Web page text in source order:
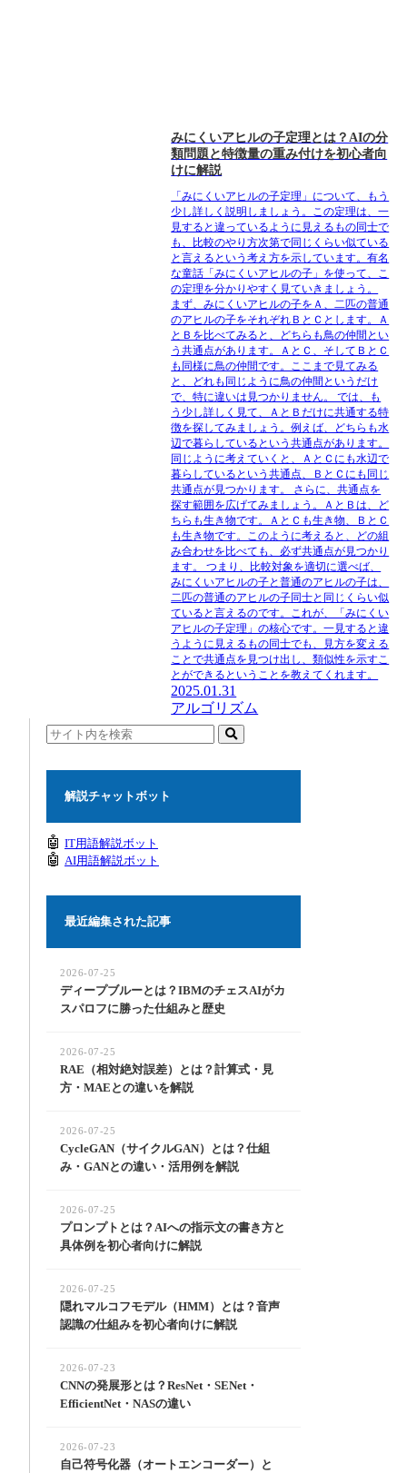
みにくいアヒルの子定理とは？AIの分
類問題と特徴量の重み付けを初心者向
けに解説
「みにくいアヒルの子定理」について、もう
少し詳しく説明しましょう。この定理は、一
見すると違っているように見えるもの同士で
も、比較のやり方次第で同じくらい似ている
と言えるという考え方を示しています。有名
な童話「みにくいアヒルの子」を使って、こ
の定理を分かりやすく見ていきましょう。
まず、みにくいアヒルの子をＡ、二匹の普通
のアヒルの子をそれぞれＢとＣとします。Ａ
とＢを比べてみると、どちらも鳥の仲間とい
う共通点があります。ＡとＣ、そしてＢとＣ
も同様に鳥の仲間です。ここまで見てみる
と、どれも同じように鳥の仲間というだけ
で、特に違いは見つかりません。 では、も
う少し詳しく見て、ＡとＢだけに共通する特
徴を探してみましょう。例えば、どちらも水
辺で暮らしているという共通点があります。
同じように考えていくと、ＡとＣにも水辺で
暮らしているという共通点、ＢとＣにも同じ
共通点が見つかります。 さらに、共通点を
探す範囲を広げてみましょう。ＡとＢは、ど
ちらも生き物です。ＡとＣも生き物、ＢとＣ
も生き物です。このように考えると、どの組
み合わせを比べても、必ず共通点が見つかり
ます。 つまり、比較対象を適切に選べば、
みにくいアヒルの子と普通のアヒルの子は、
二匹の普通のアヒルの子同士と同じくらい似
ていると言えるのです。これが、「みにくい
アヒルの子定理」の核心です。一見すると違
うように見えるもの同士でも、見方を変える
ことで共通点を見つけ出し、類似性を示すこ
とができるということを教えてくれます。
2025.01.31
アルゴリズム
解説チャットボット
🤖 IT用語解説ボット
🤖 AI用語解説ボット
最近編集された記事
ディープブルーとは？IBMのチェスAIがカ
スパロフに勝った仕組みと歴史
2026-07-25
RAE（相対絶対誤差）とは？計算式・見
方・MAEとの違いを解説
2026-07-25
CycleGAN（サイクルGAN）とは？仕組
み・GANとの違い・活用例を解説
2026-07-25
プロンプトとは？AIへの指示文の書き方と
具体例を初心者向けに解説
2026-07-25
隠れマルコフモデル（HMM）とは？音声
認識の仕組みを初心者向けに解説
2026-07-25
CNNの発展形とは？ResNet・SENet・
EfficientNet・NASの違い
2026-07-23
自己符号化器（オートエンコーダー）と
2026-07-23